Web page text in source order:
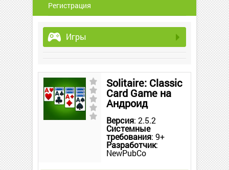
Регистрация
Игры
Solitaire: Classic
Card Game на
Андроид
Версия: 2.5.2
Системные
требования: 9+
Разработчик:
NewPubCo